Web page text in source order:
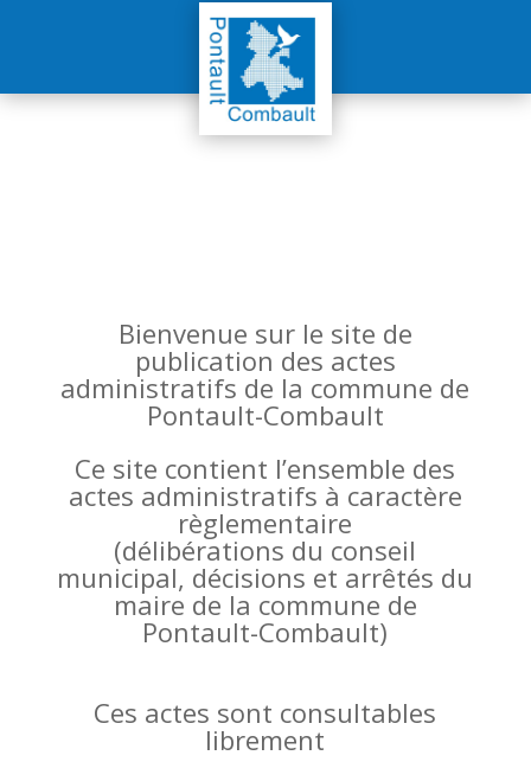
Bienvenue sur le site de
publication des actes
administratifs de la commune de
Pontault-Combault
Ce site contient l’ensemble des
actes administratifs à caractère
règlementaire
(délibérations du conseil
municipal, décisions et arrêtés du
maire de la commune de
Pontault-Combault)
Ces actes sont consultables
librement